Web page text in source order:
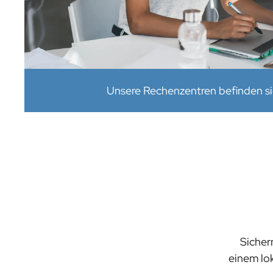
Unsere Rechenzentren befinden
einem